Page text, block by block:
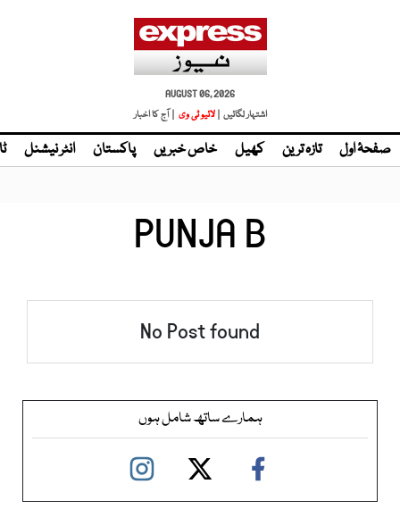
AUGUST 06, 2026
اشتہار لگائیں | لائیو ٹی وی | آج کا اخبار
صفحۂ اول تازہ ترین کھیل خاص خبریں پاکستان انٹر نیشنل
PUNJA B
No Post found
ہمارے ساتھ شامل ہوں